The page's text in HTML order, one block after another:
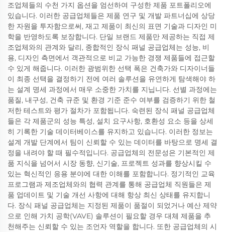
조업체들의 수천 가지 옵션을 엄선하여 구성한 제품 포트폴리오에
있습니다. 이러한 공급업체들은 제품 연구 및 개발 파트너십에 상당
한 자원을 투자함으로써, 재고 제품이 최신의 표면 기술과 디자인 미
학을 반영하도록 보장합니다. 단일 브랜드 제품만 제공하는 직접 제
조업체와의 관계와 달리, 종합적인 장식 패널 공급업체는 성능, 비
용, 디자인 측면에서 객관적으로 비교 가능한 경쟁 제품들에 접근할
수 있게 해줍니다. 이러한 광범위한 선택 폭은 건축가와 디자이너들
이 최종 선택을 결정하기 전에 여러 솔루션을 유연하게 탐색해야 하
는 설계 명세 과정에서 매우 소중한 가치를 지닙니다. 선별 과정에는
품질, 내구성, 건축 규준 및 환경 기준 준수 여부를 검증하기 위한 철
저한 테스트와 평가 절차가 포함됩니다. 숙련된 장식 패널 공급업체
들은 각 제품군의 성능 특성, 설치 요구사항, 호환성 요소 등을 상세
히 기록한 기술 데이터베이스를 유지하고 있습니다. 이러한 정보는
설계 개발 단계에서 팀이 신뢰할 수 있는 데이터를 바탕으로 명세 결
정을 내려야 할 때 필수적입니다. 공급업체의 전문성은 기본적인 제
품 지식을 넘어서 시장 동향, 신기술, 프로젝트 성과를 향상시킬 수
있는 혁신적인 응용 분야에 대한 이해를 포함합니다. 정기적인 교육
프로그램과 제조업체와의 협력 관계를 통해 공급업체 직원들은 제
품 업데이트 및 기술 개선 사항에 대해 항상 최신 상태를 유지합니
다. 장식 패널 공급업체는 지정된 제품이 품절이 되었거나 예산 제약
으로 인해 가치 공학(VAVE) 솔루션이 필요할 경우 대체 제품을 추
천해주는 신뢰할 수 있는 조언자 역할을 합니다. 또한 공급업체의 시